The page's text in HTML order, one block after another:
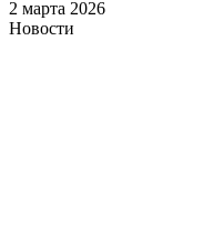
2 марта 2026
Новости